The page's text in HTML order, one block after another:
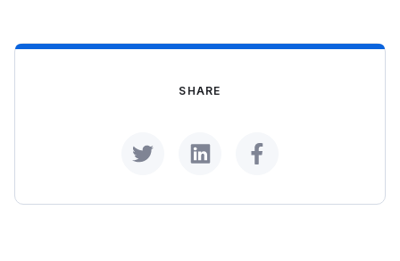
SHARE
Share on TwitterShare on LinkedInShare on Facebook